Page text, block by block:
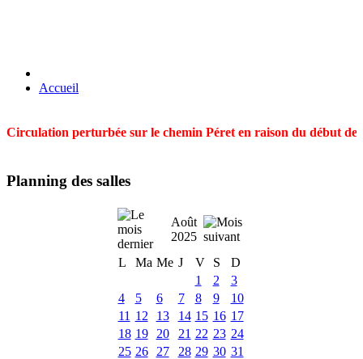
Accueil
Circulation perturbée sur le chemin Péret en raison du début
Planning des salles
Août
2025
L
Ma Me J V S
D
1
2
3
4
5 6 7 8 9
10
11 12 13 14 15 16 17
18 19 20 21 22 23 24
25 26 27 28 29 30 31